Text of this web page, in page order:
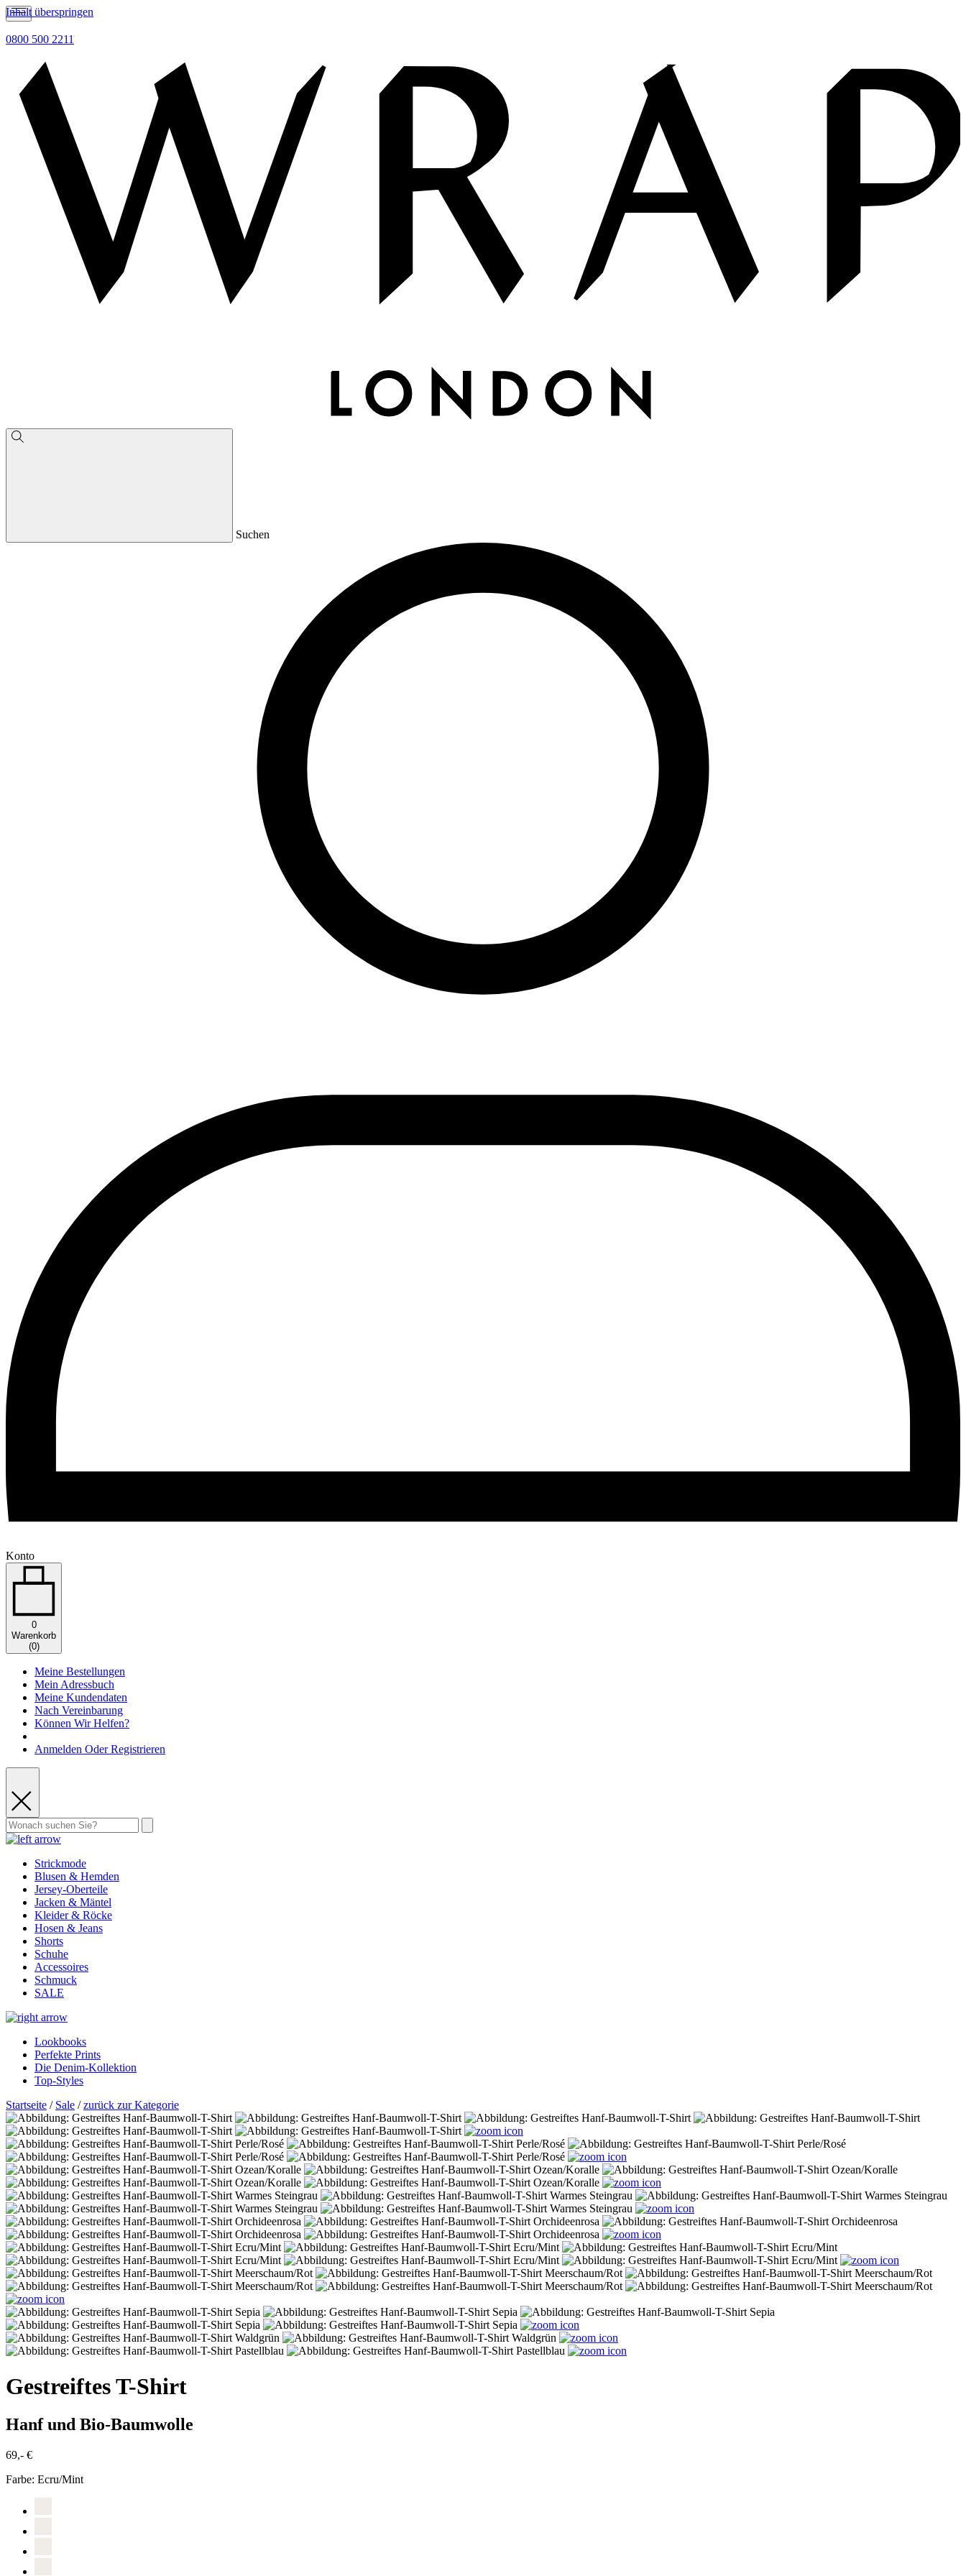
Inhalt überspringen
0800 500 2211
Suchen
Konto
0
Warenkorb
(0)
Meine Bestellungen
Mein Adressbuch
Meine Kundendaten
Nach Vereinbarung
Können Wir Helfen?
Anmelden Oder Registrieren
Strickmode
Blusen & Hemden
Jersey-Oberteile
Jacken & Mäntel
Kleider & Röcke
Hosen & Jeans
Shorts
Schuhe
Accessoires
Schmuck
SALE
Lookbooks
Perfekte Prints
Die Denim-Kollektion
Top-Styles
Startseite / Sale /zurück zur Kategorie
Gestreiftes T-Shirt
Hanf und Bio-Baumwolle
69,- €
Farbe: Ecru/Mint